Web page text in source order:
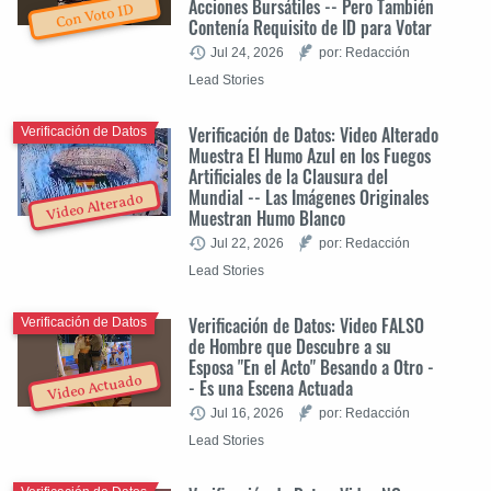
Con Voto ID Acciones Bursátiles -- Pero También
Contenía Requisito de ID para Votar
Jul 24, 2026
por: Redacción
Lead Stories
Video Alterado
Verificación de Datos: Video Alterado
Muestra El Humo Azul en los Fuegos
Artificiales de la Clausura del
Mundial -- Las Imágenes Originales
Muestran Humo Blanco
Verificación de Datos
Jul 22, 2026
por: Redacción
Lead Stories
Video Actuado
Verificación de Datos: Video FALSO
de Hombre que Descubre a su
Esposa "En el Acto" Besando a Otro -
- Es una Escena Actuada
Verificación de Datos
Jul 16, 2026
por: Redacción
Lead Stories